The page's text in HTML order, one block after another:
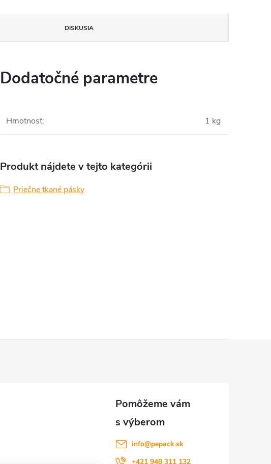
DISKUSIA
Dodatočné parametre
Hmotnosť: 1 kg
Produkt nájdete v tejto kategórii
Priečne tkané pásky
info@pepack.sk
+421 948 311 132